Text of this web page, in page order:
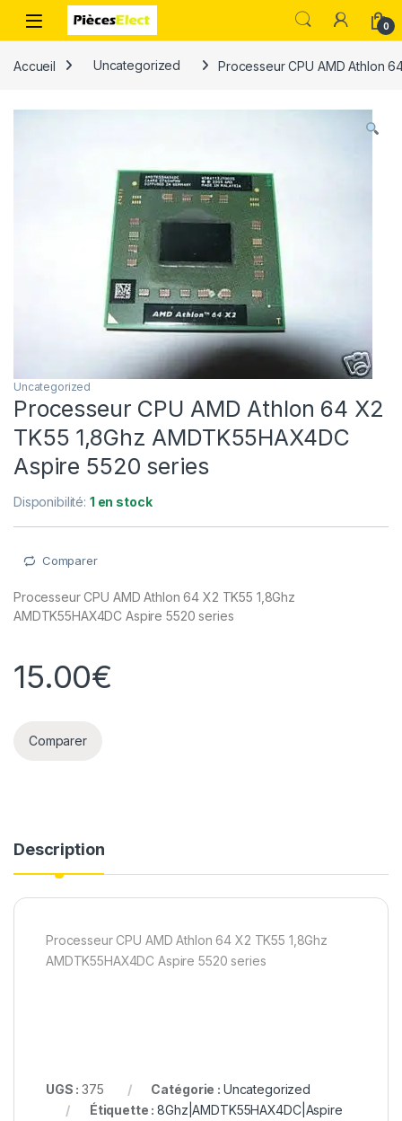
0
Accueil Uncategorized Processeur CPU AMD Athlon
Uncategorized
Processeur CPU AMD Athlon 64 X2
TK55 1,8Ghz AMDTK55HAX4DC
Aspire 5520 series
Disponibilité: 1 en stock
Comparer
Processeur CPU AMD Athlon 64 X2 TK55 1,8Ghz
AMDTK55HAX4DC Aspire 5520 series
15.00€
Comparer
Description
Processeur CPU AMD Athlon 64 X2 TK55 1,8Ghz
AMDTK55HAX4DC Aspire 5520 series
UGS :375 Catégorie : Uncategorized
Étiquette :8Ghz|AMDTK55HAX4DC|Aspire